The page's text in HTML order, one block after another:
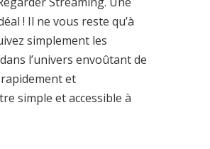
! Il ne vous reste qu’à
simplement les
l’univers envoûtant de
et
simple et accessible à
of
VF HD
La Légende des
1000 dragons
streaming VF HD